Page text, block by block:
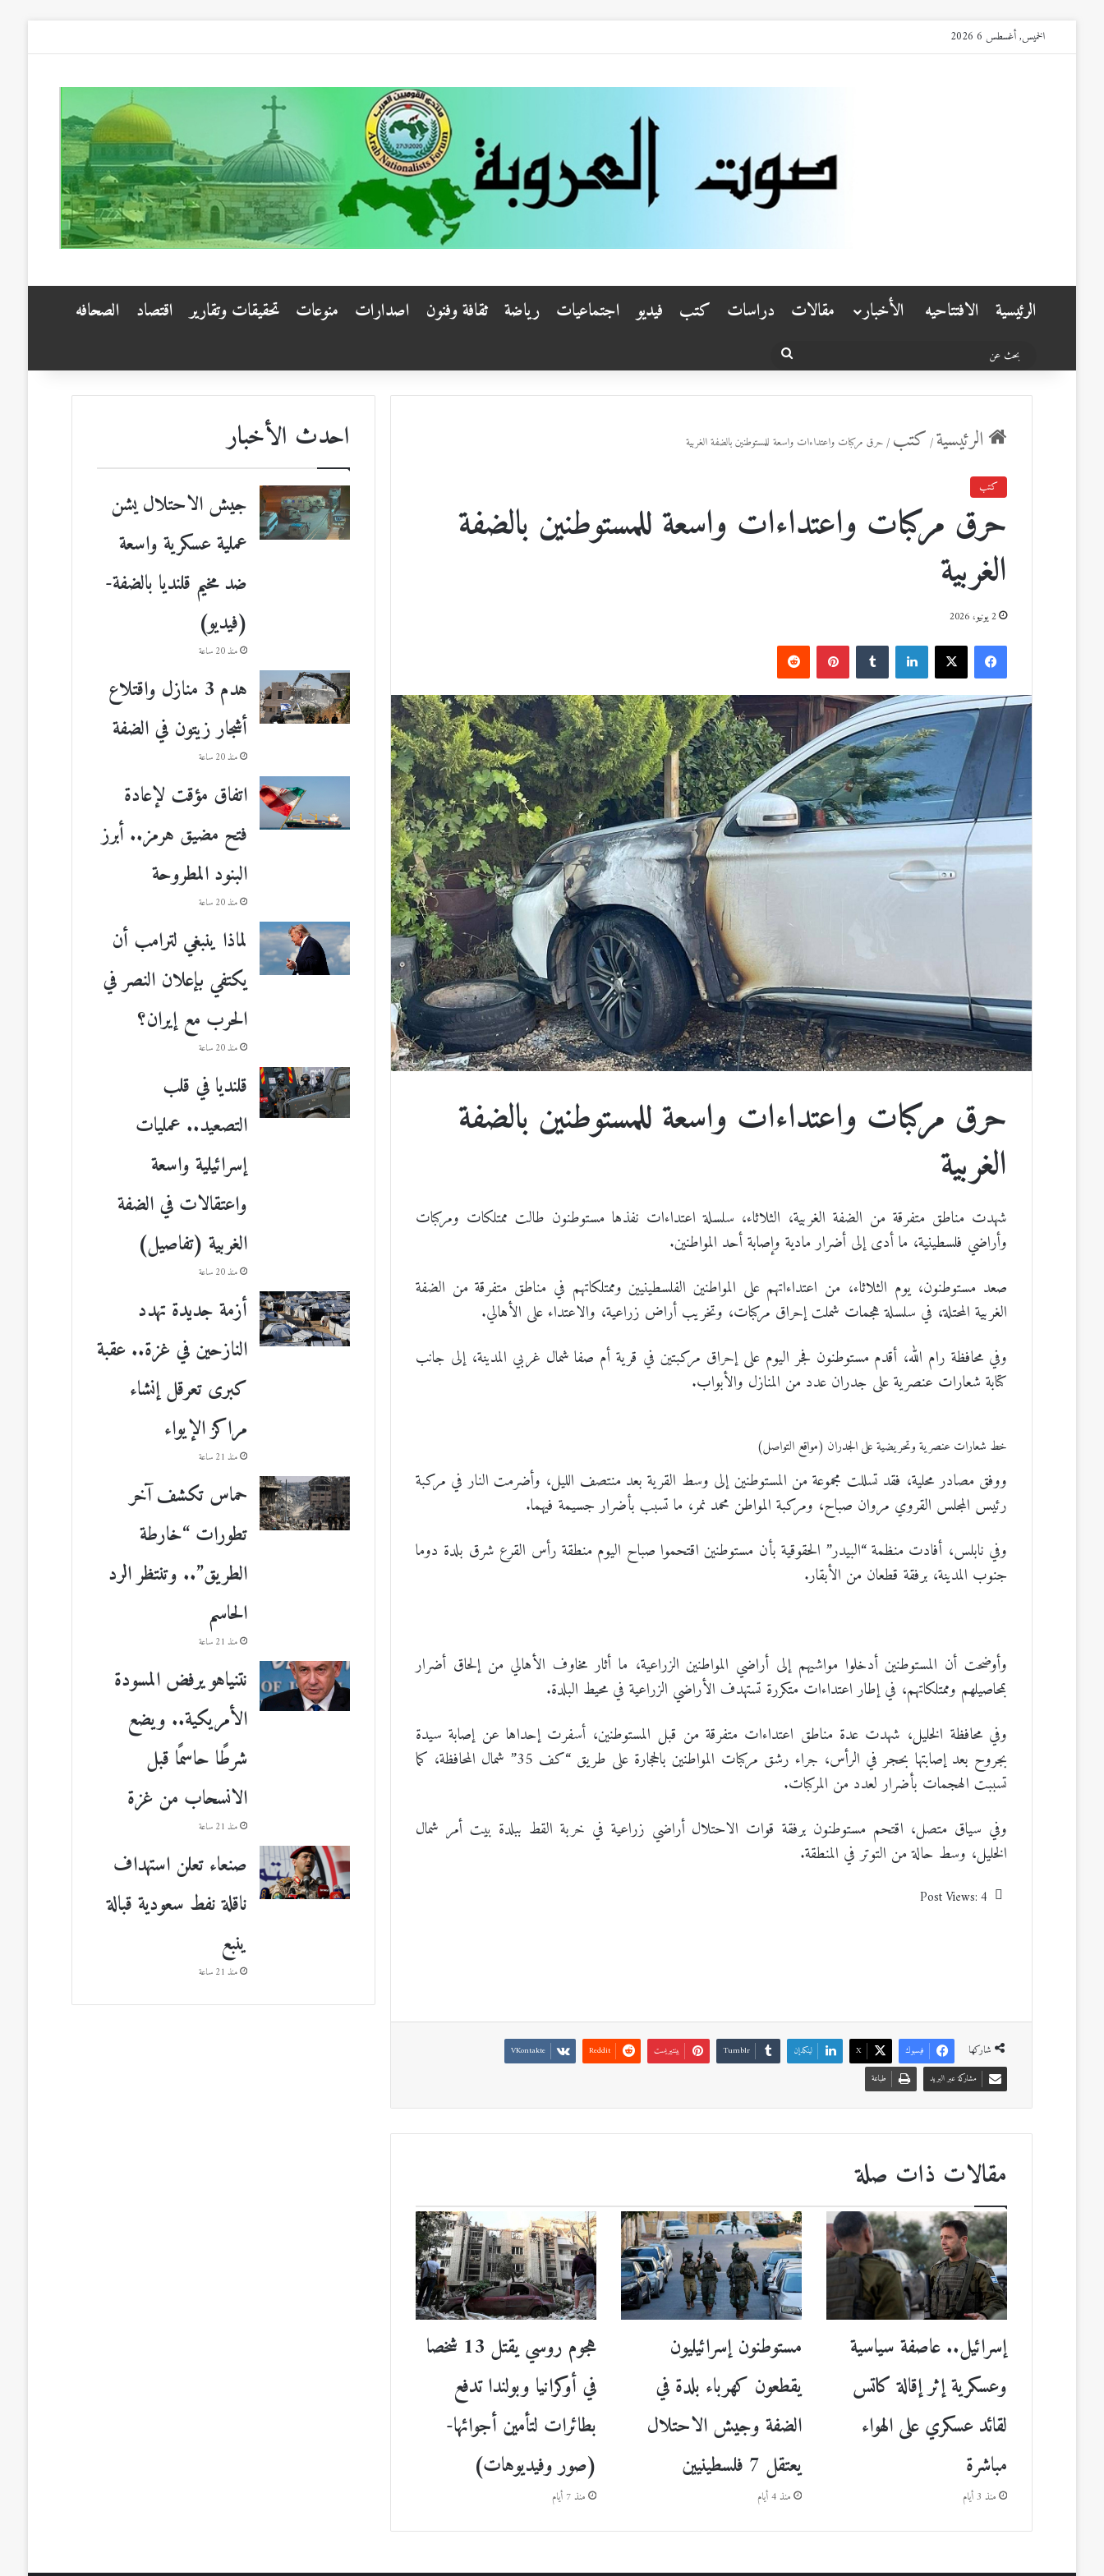
الخميس, أغسطس 6 2026
الرئيسية الافتتاحيه الأخبار مقالات دراسات كتب فيديو اجتماعيات رياضة ثقافة وفنون اصدارات منوعات تحقيقات وتقارير اقتصاد الصحافه
بحث
الرئيسية/ كتب /حرق مركبات واعتداءات واسعة للمستوطنين بالضفة الغربية
كتب
حرق مركبات واعتداءات واسعة للمستوطنين بالضفة
الغربية
2 يونيو، 2026
ي
س
ب
و
ك
X
ي
ن
ك
د
إ
T
u
m
b
l
ي
ن
ت
ي
ر
ت
R
e
d
d
i
حرق مركبات واعتداءات واسعة للمستوطنين بالضفة
الغربية
شهدت مناطق متفرقة من الضفة الغربية، الثلاثاء، سلسلة اعتداءات نفذها مستوطنون طالت ممتلكات ومركبات
وأراضي فلسطينية، ما أدى إلى أضرار مادية وإصابة أحد المواطنين.
صعد مستوطنون، يوم الثلاثاء، من اعتداءاتهم على المواطنين الفلسطينيين وممتلكاتهم في مناطق متفرقة من الضفة
الغربية المحتلة، في سلسلة هجمات شملت إحراق مركبات، وتخريب أراض زراعية، والاعتداء على الأهالي.
وفي محافظة رام الله، أقدم مستوطنون فجر اليوم على إحراق مركبتين في قرية أم صفا شمال غربي المدينة، إلى جانب
كتابة شعارات عنصرية على جدران عدد من المنازل والأبواب.
خط شعارات عنصرية وتحريضية على الجدران (مواقع التواصل)
ووفق مصادر محلية، فقد تسللت مجموعة من المستوطنين إلى وسط القرية بعد منتصف الليل، وأضرمت النار في مركبة
رئيس المجلس القروي مروان صباح، ومركبة المواطن محمد نمر، ما تسبب بأضرار جسيمة فيهما.
وفي نابلس، أفادت منظمة “البيدر” الحقوقية بأن مستوطنين اقتحموا صباح اليوم منطقة رأس القرع شرق بلدة دوما
جنوب المدينة، برفقة قطعان من الأبقار.
وأوضحت أن المستوطنين أدخلوا مواشيهم إلى أراضي المواطنين الزراعية، ما أثار مخاوف الأهالي من إلحاق أضرار
بمحاصيلهم وممتلكاتهم، في إطار اعتداءات متكررة تستهدف الأراضي الزراعية في محيط البلدة.
وفي محافظة الخليل، شهدت عدة مناطق اعتداءات متفرقة من قبل المستوطنين، أسفرت إحداها عن إصابة سيدة
بجروح بعد إصابتها بحجر في الرأس، جراء رشق مركبات المواطنين بالحجارة على طريق “كف 35” شمال المحافظة، كما
تسببت الهجمات بأضرار لعدد من المركبات.
وفي سياق متصل، اقتحم مستوطنون برفقة قوات الاحتلال أراضي زراعية في خربة القط ببلدة بيت أمر شمال
الخليل، وسط حالة من التوتر في المنطقة.
Post Views:4
شاركها فيسبوك ‫X لينكدإن بينتيريست
مشاركة عبر البريد
طباعة
مقالات ذات صلة
إسرائيل.. عاصفة سياسية
وعسكرية إثر إقالة كاتس
لقائد عسكري على الهواء
مباشرة
منذ 3 أيام
مستوطنون إسرائيليون
يقطعون كهرباء بلدة في
الضفة وجيش الاحتلال
يعتقل 7 فلسطينيين
منذ 4 أيام
هجوم روسي يقتل 13 شخصا
في أوكرانيا وبولندا تدفع
بطائرات لتأمين أجوائها-
(صور وفيديوهات)
منذ 7 أيام
احدث الأخبار
جيش الاحتلال يشن
عملية عسكرية واسعة
ضد مخيم قلنديا بالضفة-
(فيديو)
منذ 20 ساعة
هدم 3 منازل واقتلاع
أشجار زيتون في الضفة
منذ 20 ساعة
اتفاق مؤقت لإعادة
فتح مضيق هرمز.. أبرز
البنود المطروحة
منذ 20 ساعة
لماذا ينبغي لترامب أن
يكتفي بإعلان النصر في
الحرب مع إيران؟
منذ 20 ساعة
قلنديا في قلب
التصعيد.. عمليات
إسرائيلية واسعة
واعتقالات في الضفة
الغربية (تفاصيل)
منذ 20 ساعة
أزمة جديدة تهدد
النازحين في غزة.. عقبة
كبرى تعرقل إنشاء
مراكز الإيواء
منذ 21 ساعة
حماس تكشف آخر
تطورات “خارطة
الطريق”.. وتنتظر الرد
الحاسم
منذ 21 ساعة
نتنياهو يرفض المسودة
الأمريكية.. ويضع
شرطًا حاسمًا قبل
الانسحاب من غزة
منذ 21 ساعة
صنعاء تعلن استهداف
ناقلة نفط سعودية قبالة
ينبع
منذ 21 ساعة